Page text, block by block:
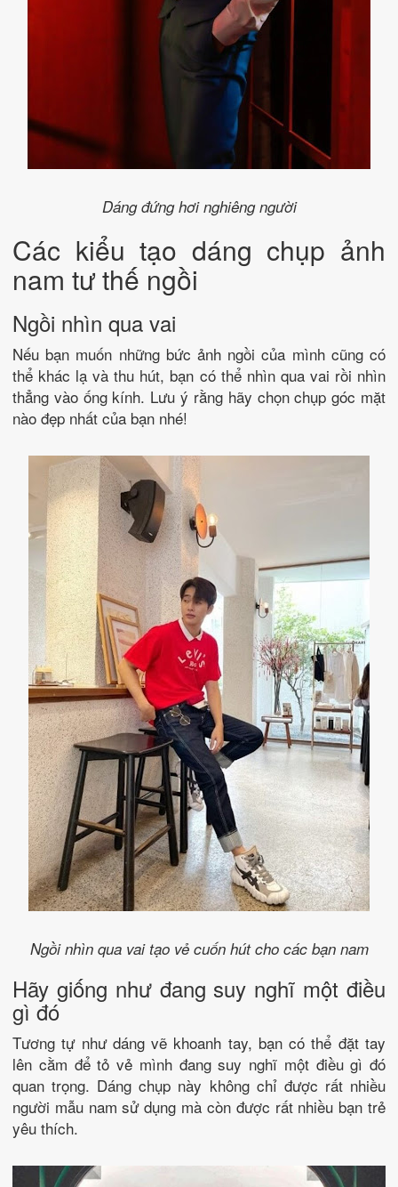
Dáng đứng hơi nghiêng người
Các kiểu tạo dáng chụp ảnh
nam tư thế ngồi
Ngồi nhìn qua vai
Nếu bạn muốn những bức ảnh ngồi của mình cũng có
thể khác lạ và thu hút, bạn có thể nhìn qua vai rồi nhìn
thẳng vào ống kính. Lưu ý rằng hãy chọn chụp góc mặt
nào đẹp nhất của bạn nhé!
Ngồi nhìn qua vai tạo vẻ cuốn hút cho các bạn nam
Hãy giống như đang suy nghĩ một điều
gì đó
Tương tự như dáng vẽ khoanh tay, bạn có thể đặt tay
lên cằm để tỏ vẻ mình đang suy nghĩ một điều gì đó
quan trọng. Dáng chụp này không chỉ được rất nhiều
người mẫu nam sử dụng mà còn được rất nhiều bạn trẻ
yêu thích.